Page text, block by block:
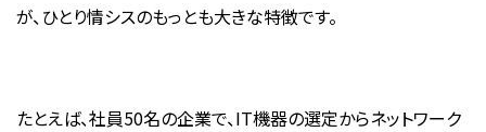
が、ひとり情シスのもっとも大きな特徴です。
たとえば、社員50名の企業で、IT機器の選定からネットワーク